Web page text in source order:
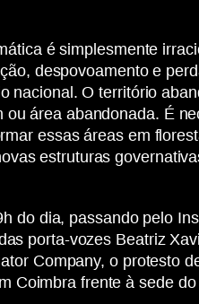
é simplesmente
despovoamento e
nacional. O território
área abandonada. É
essas áreas em
estruturas
do dia, passando pelo
porta-vozes Beatriz
Company, o protesto
Coimbra frente à sede